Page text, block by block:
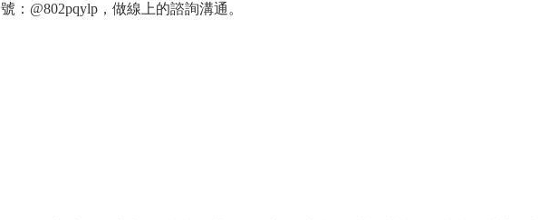
號：@802pqylp，做線上的諮詢溝通。